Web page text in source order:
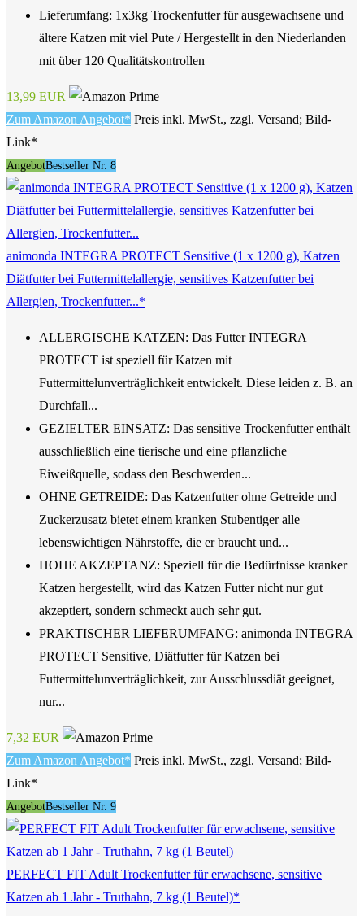
Lieferumfang: 1x3kg Trockenfutter für ausgewachsene und
ältere Katzen mit viel Pute / Hergestellt in den Niederlanden
mit über 120 Qualitätskontrollen
13,99 EUR
Zum Amazon Angebot* Preis inkl. MwSt., zzgl. Versand; Bild-
Link*
AngebotBestseller Nr. 8
animonda INTEGRA PROTECT Sensitive (1 x 1200 g), Katzen
Diätfutter bei Futtermittelallergie, sensitives Katzenfutter bei
Allergien, Trockenfutter...*
ALLERGISCHE KATZEN: Das Futter INTEGRA
PROTECT ist speziell für Katzen mit
Futtermittelunverträglichkeit entwickelt. Diese leiden z. B. an
Durchfall...
GEZIELTER EINSATZ: Das sensitive Trockenfutter enthält
ausschließlich eine tierische und eine pflanzliche
Eiweißquelle, sodass den Beschwerden...
OHNE GETREIDE: Das Katzenfutter ohne Getreide und
Zuckerzusatz bietet einem kranken Stubentiger alle
lebenswichtigen Nährstoffe, die er braucht und...
HOHE AKZEPTANZ: Speziell für die Bedürfnisse kranker
Katzen hergestellt, wird das Katzen Futter nicht nur gut
akzeptiert, sondern schmeckt auch sehr gut.
PRAKTISCHER LIEFERUMFANG: animonda INTEGRA
PROTECT Sensitive, Diätfutter für Katzen bei
Futtermittelunverträglichkeit, zur Ausschlussdiät geeignet,
nur...
7,32 EUR
Zum Amazon Angebot* Preis inkl. MwSt., zzgl. Versand; Bild-
Link*
AngebotBestseller Nr. 9
PERFECT FIT Adult Trockenfutter für erwachsene, sensitive
Katzen ab 1 Jahr - Truthahn, 7 kg (1 Beutel)*